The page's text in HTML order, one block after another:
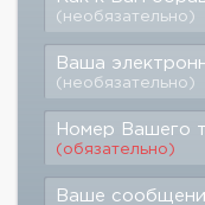
(необязательно)
Ваша
(необязательно)
Номер Вашего
(обязательно)
Ваше